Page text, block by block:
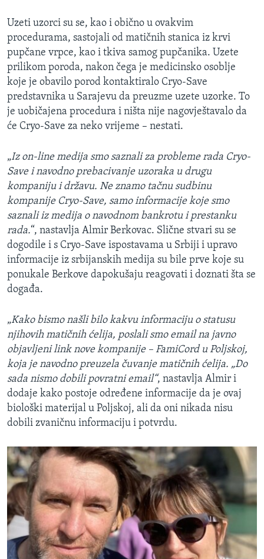
Uzeti uzorci su se, kao i obično u ovakvim
procedurama, sastojali od matičnih stanica iz krvi
pupčane vrpce, kao i tkiva samog pupčanika. Uzete
prilikom poroda, nakon čega je medicinsko osoblje
koje je obavilo porod kontaktiralo Cryo-Save
predstavnika u Sarajevu da preuzme uzete uzorke. To
je uobičajena procedura i ništa nije nagovještavalo da
će Cryo-Save za neko vrijeme – nestati.
„Iz on-line medija smo saznali za probleme rada Cryo-
Save i navodno prebacivanje uzoraka u drugu
kompaniju i državu. Ne znamo tačnu sudbinu
kompanije Cryo-Save, samo informacije koje smo
saznali iz medija o navodnom bankrotu i prestanku
rada.“, nastavlja Almir Berkovac. Slične stvari su se
dogodile i s Cryo-Save ispostavama u Srbiji i upravo
informacije iz srbijanskih medija su bile prve koje su
ponukale Berkove dapokušaju reagovati i doznati šta se
događa.
„Kako bismo našli bilo kakvu informaciju o statusu
njihovih matičnih ćelija, poslali smo email na javno
objavljeni link nove kompanije – FamiCord u Poljskoj,
koja je navodno preuzela čuvanje matičnih ćelija. „Do
sada nismo dobili povratni email“, nastavlja Almir i
dodaje kako postoje određene informacije da je ovaj
biološki materijal u Poljskoj, ali da oni nikada nisu
dobili zvaničnu informaciju i potvrdu.